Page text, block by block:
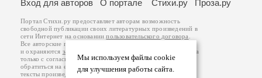
Мы используем файлы cookie
для улучшения работы сайта.
Вход для авторов
О портале Стихи.ру Проза.ру
Портал Стихи.ру предоставляет авторам возможность
свободной публикации своих литературных произведений в
сети Интернет на основаниипользовательского договора
Все авторские права на произведения принадлежат авторам
и охраняются законом
. Перепечатка произведений возможна
только с согласия его автора, к которому вы можете
обратиться на его авторской странице. Ответственность за
тексты произведений авторы несут самостоятельно на